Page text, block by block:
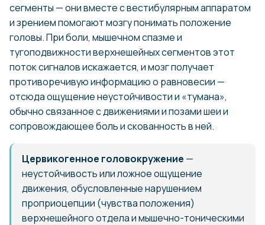
сегменты — они вместе с вестибулярным аппаратом
и зрением помогают мозгу понимать положение
головы. При боли, мышечном спазме и
тугоподвижности верхнешейных сегментов этот
поток сигналов искажается, и мозг получает
противоречивую информацию о равновесии —
отсюда ощущение неустойчивости и «тумана»,
обычно связанное с движениями и позами шеи и
сопровождающее боль и скованность в ней.
Цервикогенное головокружение —
неустойчивость или ложное ощущение
движения, обусловленные нарушением
проприоцепции (чувства положения)
верхнешейного отдела и мышечно-тоническими